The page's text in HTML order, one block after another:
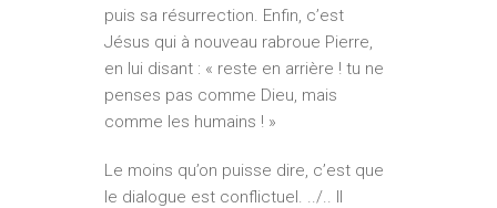
puis sa résurrection. Enfin, c’est
Jésus qui à nouveau rabroue Pierre,
en lui disant : « reste en arrière ! tu ne
penses pas comme Dieu, mais
comme les humains ! »
Le moins qu’on puisse dire, c’est que
le dialogue est conflictuel. ../.. Il